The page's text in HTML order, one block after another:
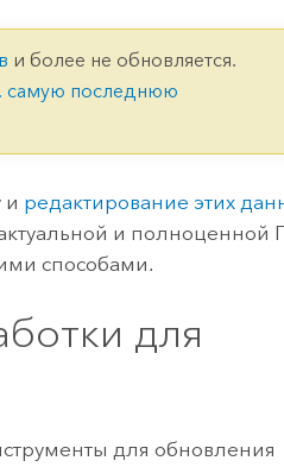
и более не обновляется.
самую последнюю
и редактирование этих
и полноценной
способами.
для
для обновления